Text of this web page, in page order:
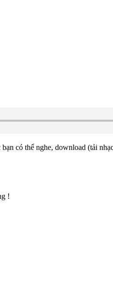
có thể nghe, download (tải
!